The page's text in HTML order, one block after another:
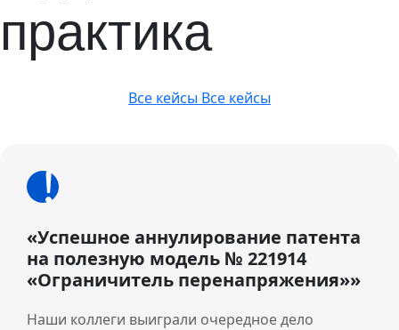
практика
Все кейсы Все кейсы
«Успешное аннулирование патента
на полезную модель № 221914
«Ограничитель перенапряжения»»
Наши коллеги выиграли очередное дело